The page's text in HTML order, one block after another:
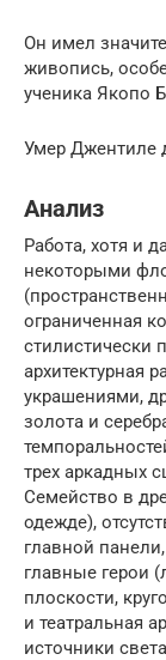
Он имел
живопись,
ученика Якопо
Умер Джентиле
Анализ
Работа, хотя и
некоторыми
ограниченная
стилистически
архитектурная
украшениями,
золота и
трех аркадных
Семейство в
одежде),
главной
главные герои
плоскости,
и театральная
источники